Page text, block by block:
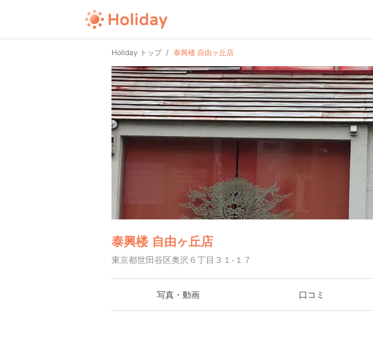
Holiday トップ 泰興楼 自由ヶ丘店
泰興楼 自由ヶ丘店
東京都世田谷区奥沢６丁目３１-１７
写真・動画 口コミ